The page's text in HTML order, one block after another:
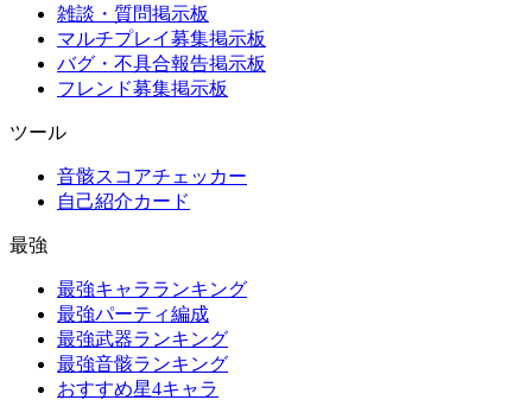
雑談・質問掲示板
マルチプレイ募集掲示板
バグ・不具合報告掲示板
フレンド募集掲示板
ツール
音骸スコアチェッカー
自己紹介カード
最強
最強キャラランキング
最強パーティ編成
最強武器ランキング
最強音骸ランキング
おすすめ星4キャラ